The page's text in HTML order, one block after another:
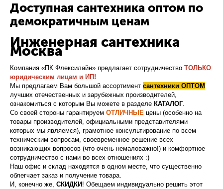
Доступная сантехника оптом по
демократичным ценам
Инженерная сантехника
Москва
Компания «ПК Флексилайн» предлагает сотрудничествоТОЛЬКО
юридическим лицам и ИП!
Мы предлагаем Вам большой ассортиментсантехники ОПТОМ
лучших отечественных и зарубежных производителей,
ознакомиться с которым Вы можете в разделе КАТАЛОГ.
Со своей стороны гарантируемОТЛИЧНЫЕ цены (особенно на
товары производителей, официальными представителями
которых мы являемся), грамотное консультирование по всем
техническим вопросам, своевременное решение всех
возникающих вопросов (что очень немаловажно!) и комфортное
сотрудничество с нами во всех отношениях :)
Наш офис и склад находятся в одном месте, что существенно
облегчает заказ и получение товара.
И, конечно же,СКИДКИ ! Обещаем индивидуально решить этот